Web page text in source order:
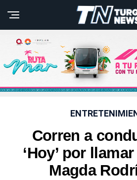
Corren a
‘Hoy’ por
Magda